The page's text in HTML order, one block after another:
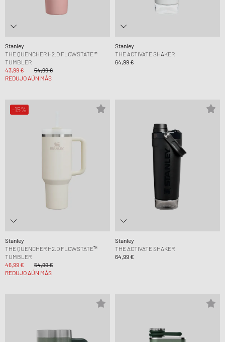
Stanley
THE QUENCHER H2.O FLOWSTATE™
TUMBLER
43,99 €
54,99 €
REDUJO AÚN MÁS
Stanley
THE ACTIVATE SHAKER
64,99 €
-15%
Stanley
THE QUENCHER H2.O FLOWSTATE™
TUMBLER
46,99 €
54,99 €
REDUJO AÚN MÁS
Stanley
THE ACTIVATE SHAKER
64,99 €